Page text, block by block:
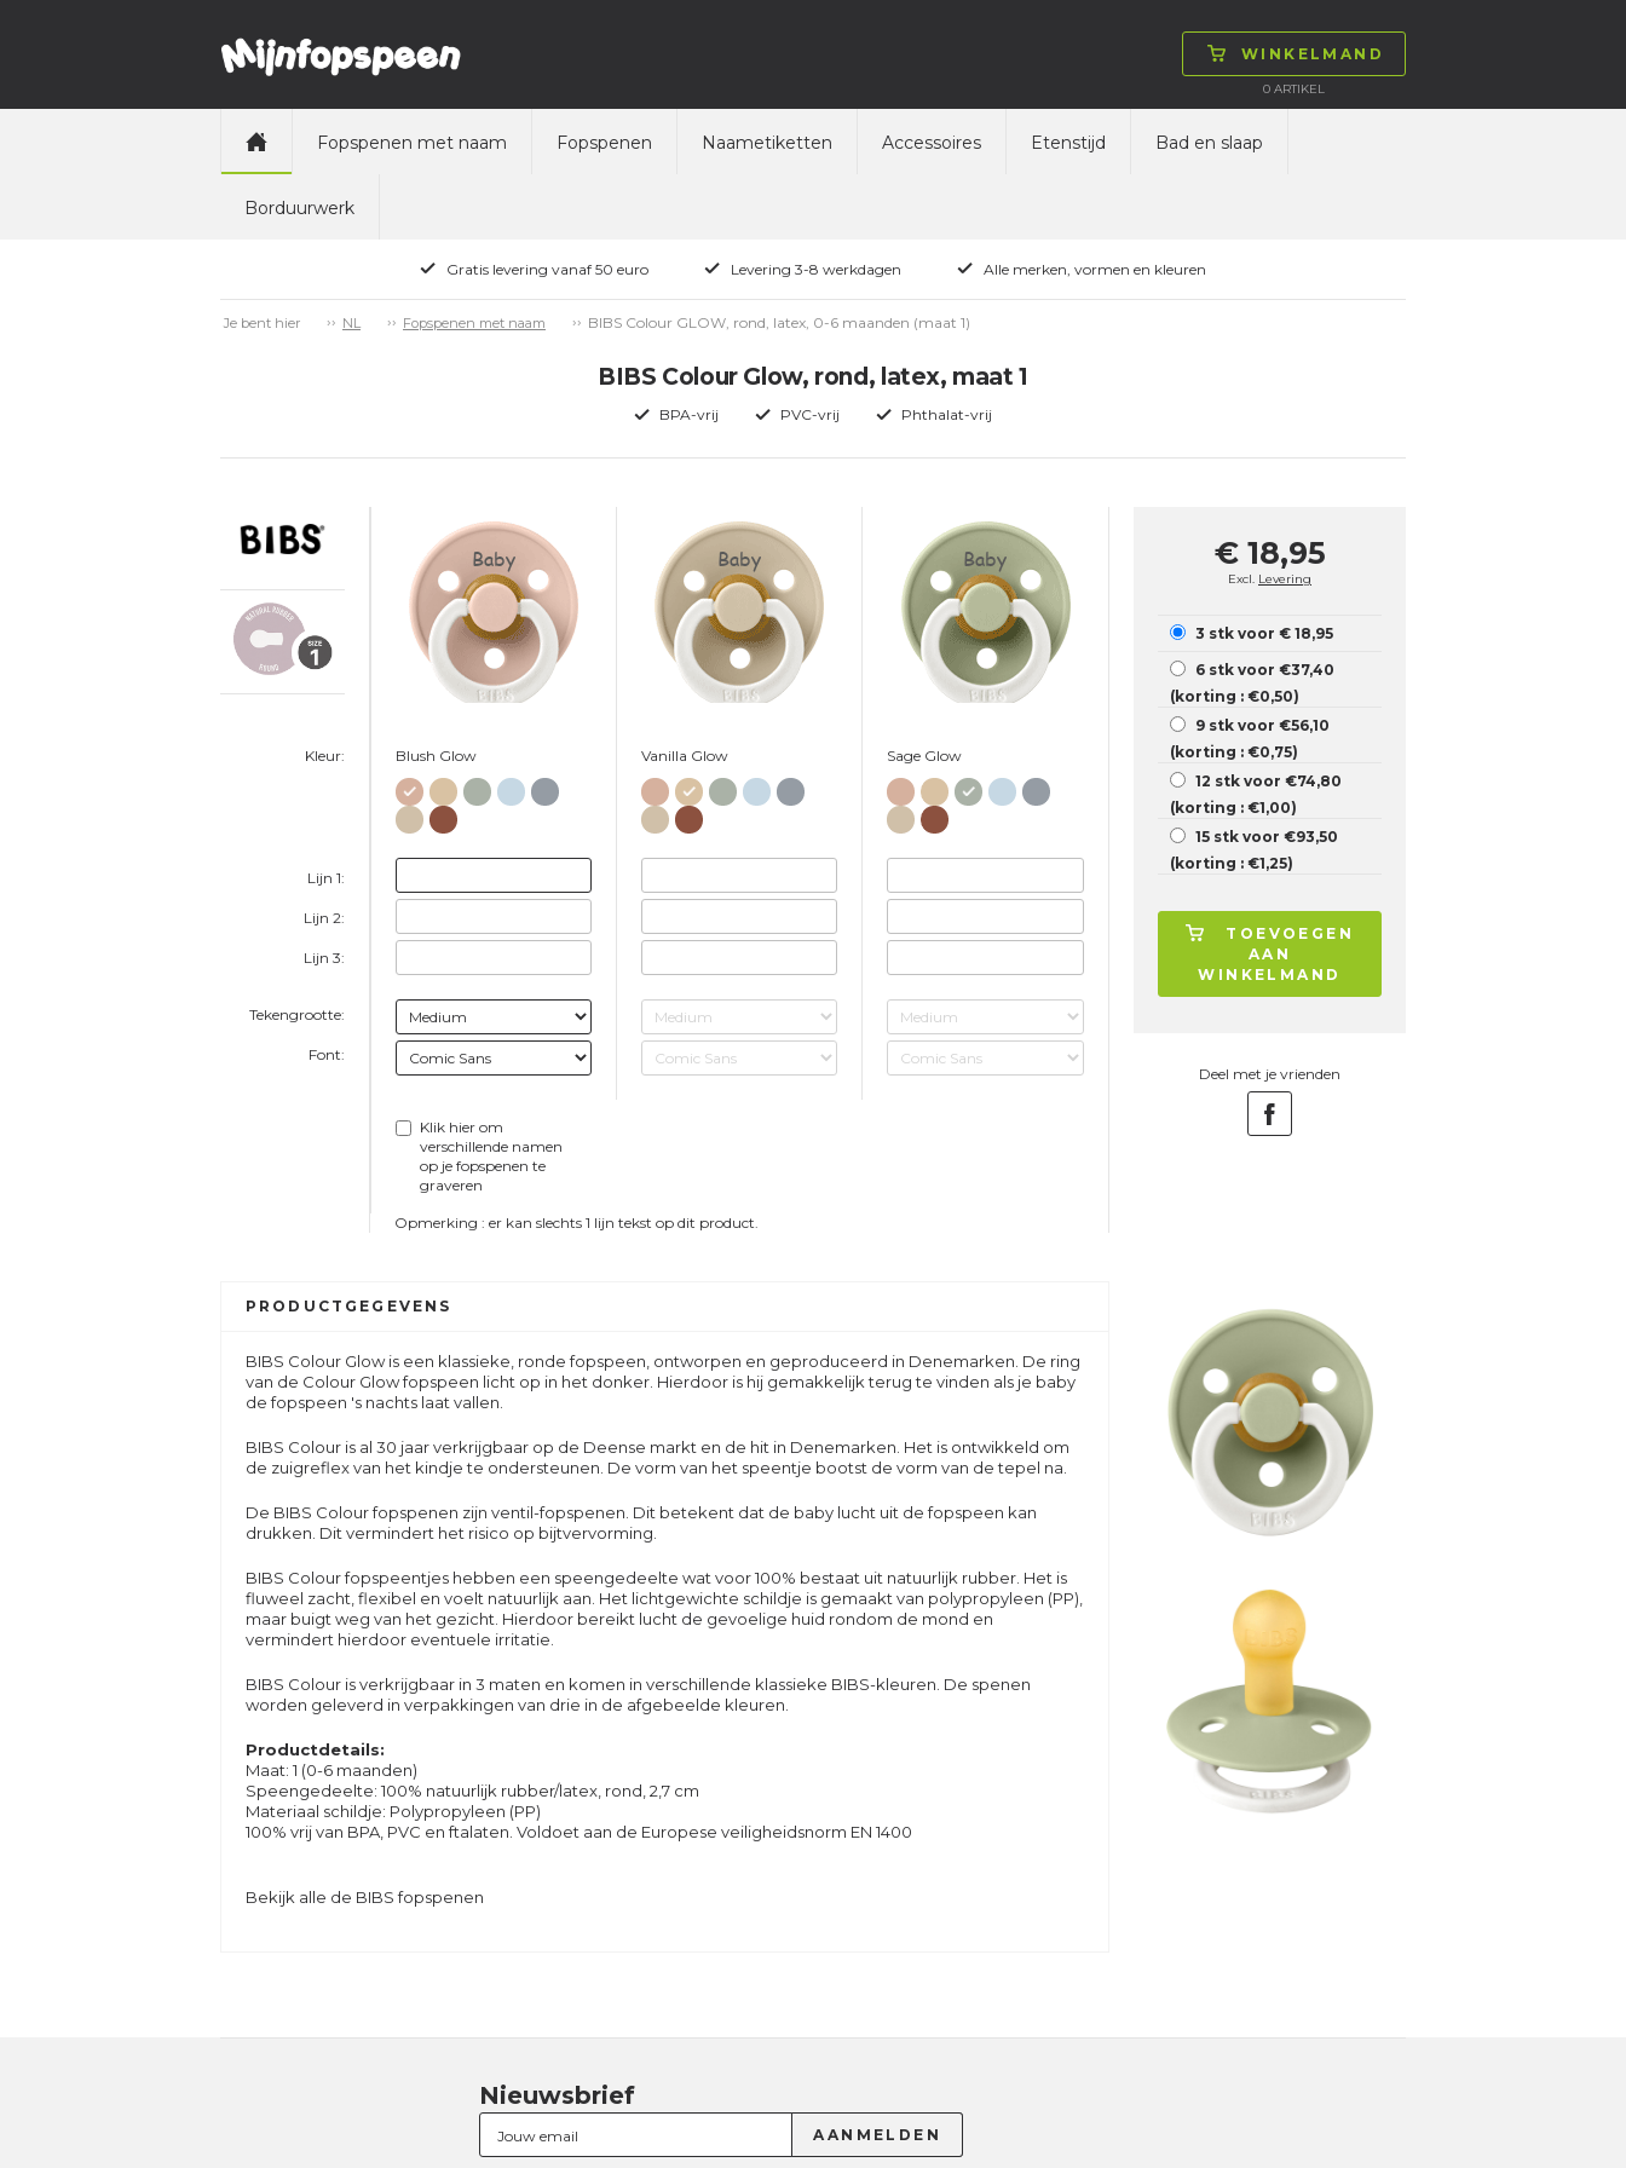
WINKELMAND
0 ARTIKEL
Fopspenen met naam Fopspenen Naametiketten Accessoires Etenstijd Bad en slaap
Borduurwerk
Gratis levering vanaf 50 euro Levering 3-8 werkdagen Alle merken, vormen en kleuren
Je bent hier NL Fopspenen met naam BIBS Colour GLOW, rond, latex, 0-6 maanden (maat 1)
BIBS Colour Glow, rond, latex, maat 1
BPA-vrij PVC-vrij Phthalat-vrij
Kleur:
Lijn 1:
Lijn 2:
Lijn 3:
Tekengrootte:
Font:
Baby
Blush Glow
Klik hier om
verschillende namen
op je fopspenen te
graveren
Baby
Vanilla Glow
Baby
Sage Glow
Opmerking : er kan slechts 1 lijn tekst op dit product.
€ 18,95
Excl. Levering
3 stk voor € 18,95
6 stk voor €37,40
(korting : €0,50)
9 stk voor €56,10
(korting : €0,75)
12 stk voor €74,80
(korting : €1,00)
15 stk voor €93,50
(korting : €1,25)
TOEVOEGEN
AAN
WINKELMAND
Deel met je vrienden
PRODUCTGEGEVENS
BIBS Colour Glow is een klassieke, ronde fopspeen, ontworpen en geproduceerd in Denemarken. De ring
van de Colour Glow fopspeen licht op in het donker. Hierdoor is hij gemakkelijk terug te vinden als je baby
de fopspeen 's nachts laat vallen.
BIBS Colour is al 30 jaar verkrijgbaar op de Deense markt en de hit in Denemarken. Het is ontwikkeld om
de zuigreflex van het kindje te ondersteunen. De vorm van het speentje bootst de vorm van de tepel na.
De BIBS Colour fopspenen zijn ventil-fopspenen. Dit betekent dat de baby lucht uit de fopspeen kan
drukken. Dit vermindert het risico op bijtvervorming.
BIBS Colour fopspeentjes hebben een speengedeelte wat voor 100% bestaat uit natuurlijk rubber. Het is
fluweel zacht, flexibel en voelt natuurlijk aan. Het lichtgewichte schildje is gemaakt van polypropyleen (PP),
maar buigt weg van het gezicht. Hierdoor bereikt lucht de gevoelige huid rondom de mond en
vermindert hierdoor eventuele irritatie.
BIBS Colour is verkrijgbaar in 3 maten en komen in verschillende klassieke BIBS-kleuren. De spenen
worden geleverd in verpakkingen van drie in de afgebeelde kleuren.
Productdetails:
Maat: 1 (0-6 maanden)
Speengedeelte: 100% natuurlijk rubber/latex, rond, 2,7 cm
Materiaal schildje: Polypropyleen (PP)
100% vrij van BPA, PVC en ftalaten. Voldoet aan de Europese veiligheidsnorm EN 1400
Bekijk alle de BIBS fopspenen
Nieuwsbrief